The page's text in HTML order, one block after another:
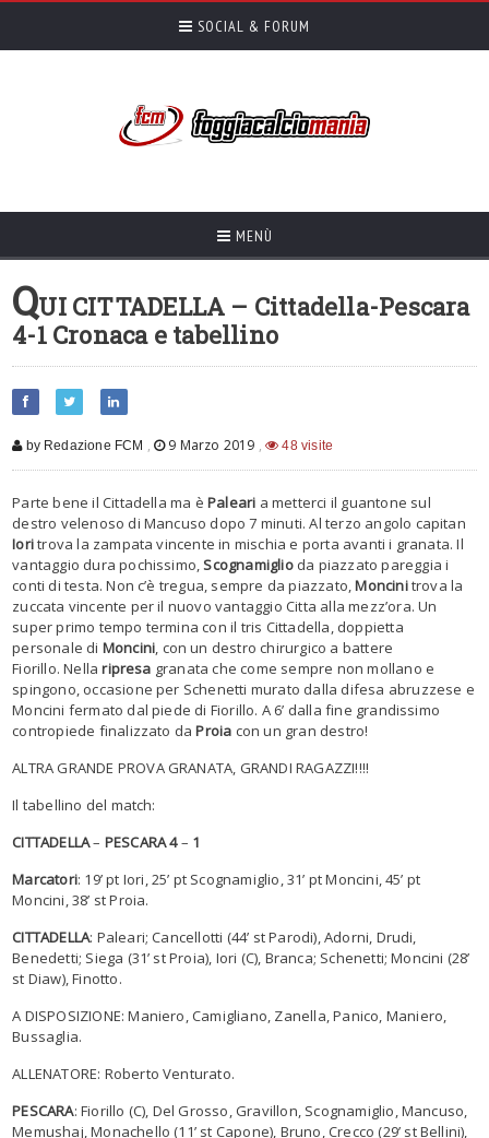
SOCIAL & FORUM
MENÙ
QUI CITTADELLA – Cittadella-Pescara
4-1 Cronaca e tabellino
by Redazione FCM , 9 Marzo 2019 , 48 visite
Parte bene il Cittadella ma èPaleari a metterci il guantone sul
destro velenoso di Mancuso dopo 7 minuti. Al terzo angolo capitan
Ioritrova la zampata vincente in mischia e porta avanti i granata. Il
vantaggio dura pochissimo,Scognamiglioda piazzato pareggia i
conti di testa. Non c’è tregua, sempre da piazzato,Moncinitrova la
zuccata vincente per il nuovo vantaggio Citta alla mezz’ora. Un
super primo tempo termina con il tris Cittadella, doppietta
personale di Moncini, con un destro chirurgico a battere
Fiorillo. Nellaripresa granata che come sempre non mollano e
spingono, occasione per Schenetti murato dalla difesa abruzzese e
Moncini fermato dal piede di Fiorillo. A 6’ dalla fine grandissimo
contropiede finalizzato daProia con un gran destro!
ALTRA GRANDE PROVA GRANATA, GRANDI RAGAZZI!!!!
Il tabellino del match:
CITTADELLA– PESCARA4– 1
Marcatori: 19’ pt Iori, 25’ pt Scognamiglio, 31’ pt Moncini, 45’ pt
Moncini, 38’ st Proia.
CITTADELLA: Paleari; Cancellotti (44’ st Parodi), Adorni, Drudi,
Benedetti; Siega (31’ st Proia), Iori (C), Branca; Schenetti; Moncini (28’
st Diaw), Finotto.
A DISPOSIZIONE: Maniero, Camigliano, Zanella, Panico, Maniero,
Bussaglia.
ALLENATORE: Roberto Venturato.
PESCARA: Fiorillo (C), Del Grosso, Gravillon, Scognamiglio, Mancuso,
Memushaj, Monachello (11’ st Capone), Bruno, Crecco (29’ st Bellini),